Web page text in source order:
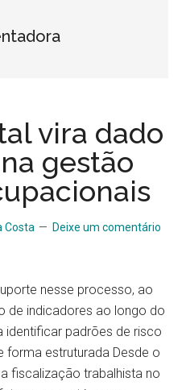
vira dado
gestão
Costa Deixe um comentário
nesse processo, ao
de indicadores ao longo do
identificar padrões de risco
forma estruturada Desde o
fiscalização trabalhista no